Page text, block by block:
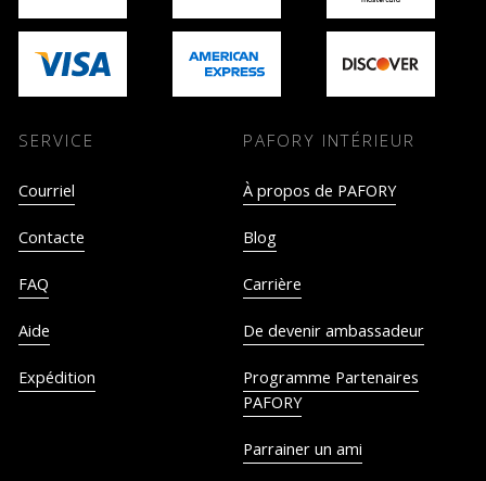
SERVICE
Courriel
Contacte
FAQ
Aide
Expédition
PAFORY INTÉRIEUR
À propos de PAFORY
Blog
Carrière
De devenir ambassadeur
Programme Partenaires
PAFORY
Parrainer un ami